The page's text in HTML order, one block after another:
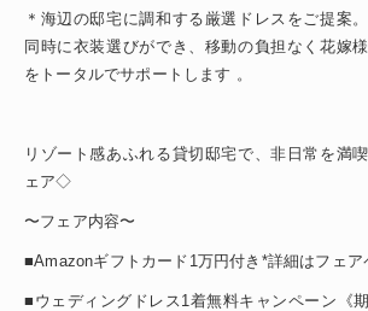
＊海辺の邸宅に調和する厳選ドレスをご提案
同時に衣装選びができ、移動の負担なく花嫁
をトータルでサポートします 。
リゾート感あふれる貸切邸宅で、非日常を満
ェア◇
〜フェア内容〜
■Amazonギフトカード1万円付き*詳細はフェア
■ウェディングドレス1着無料キャンペーン《